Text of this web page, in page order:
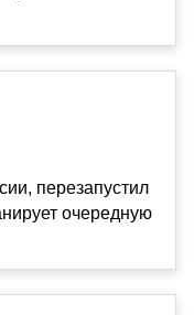
перезапустил
очередную